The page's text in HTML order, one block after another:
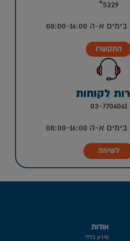
5229*
א-ה 08:00-16:00
התקשרו
לקוחות
03-7706061
א-ה 08:00-16:00
לשיחה
אודות
מידע כללי